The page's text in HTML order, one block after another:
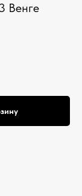
Венге